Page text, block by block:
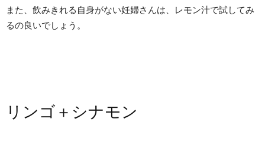
また、飲みきれる自身がない妊婦さんは、レモン汁で試してみ
るの良いでしょう。
リンゴ＋シナモン